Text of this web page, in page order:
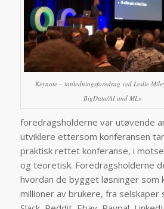
Keynote – innledningsforedrag ved Leslie
BigData/AI and ML»
foredragsholderne var utøvende
utviklere ettersom konferansen
praktisk rettet konferanse, i
og teoretisk. Foredragsholderne
hvordan de bygget løsninger som
millioner av brukere, fra selskaper